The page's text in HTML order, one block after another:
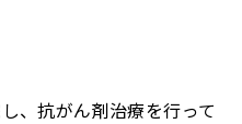
、抗がん剤治療を行って